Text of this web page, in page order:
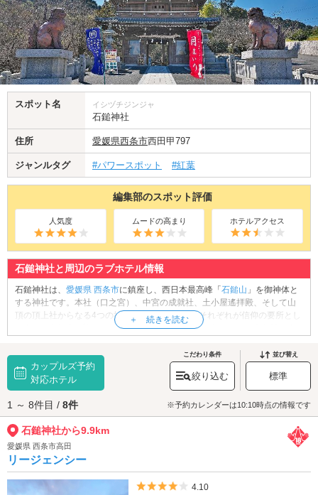
スポット名 イシヅチジンジャ
石鎚神社
住所 愛媛県西条市西田甲797
ジャンルタグ #パワースポット #紅葉
編集部のスポット評価
人気度 ムードの高まり ホテルアクセス
石鎚神社と周辺のラブホテル情報
石鎚神社は、 愛媛県 西条市に鎮座し、西日本最高峰「石鎚山 」を御神体と
する神社です。本社（口之宮）、中宮の成就社、土小屋遙拝殿、そして山
頂の頂上社からなる4つの社で構成されており、それぞれが信仰の要所とし
て多くの参拝者を迎えています。創建は奈良時代と伝えられ、主祭神は石
くのご利益があるとされ、四国屈指のパワースポットとして知られていま
す。特に修験道の霊山としても名高く、本社の神門には大天狗・小天狗が
祀られており、その荘厳な姿に思わず足を止めたくなることでしょう。境
内は澄んだ空気に包まれ、自然と神聖な雰囲気が漂い、心洗われるひとと
きを過ごせます。季節ごとに異なる表情を見せる石鎚山と共に、カップル
でのんびりと境内を散策しながら、願いを込めてお参りしてみてはいかが
でしょうか。
石鎚神社へは、
からもアクセスが便利で
す。
カップルズ予約
対応ホテル
こだわり条件
絞り込む
並び替え
標準
1 ～ 8件目 / 8件 ※予約カレンダーは10:10時点の情報です
石鎚神社から9.9km
愛媛県 西条市高田
リージェンシー
5つ星のうち4
4.10